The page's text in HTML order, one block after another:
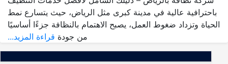
باحترافية عالية في مدينة كبرى مثل الرياض، حيث يتسارع نمط
الحياة وتزداد ضغوط العمل، يصبح الاهتمام بالنظافة جزءًا أساسيًا
من جودة قراءة المزيد...